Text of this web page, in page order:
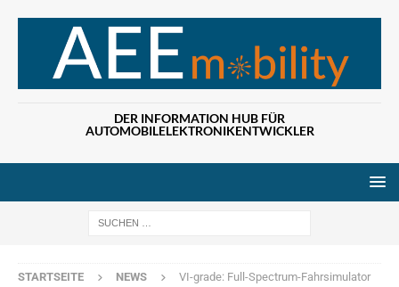
DER INFORMATION HUB FÜR
AUTOMOBILELEKTRONIKENTWICKLER
STARTSEITE NEWS VI-grade: Full-Spectrum-Fahrsimulator